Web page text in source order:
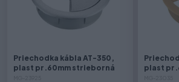
Priechodka kábla AT-350,
plast pr.60mm strieborná
plast